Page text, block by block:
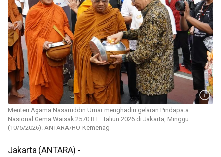
Menteri Agama Nasaruddin Umar menghadiri gelaran Pindapata
Nasional Gema Waisak 2570 B.E. Tahun 2026 di Jakarta, Minggu
(10/5/2026). ANTARA/HO-Kemenag
Jakarta (ANTARA) -